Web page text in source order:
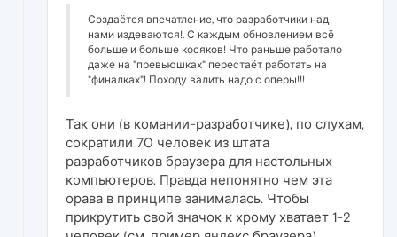
Создаётся впечатление, что разработчики над
нами издеваются!. С каждым обновлением всё
больше и больше косяков! Что раньше работало
даже на "превьюшках" перестаёт работать на
"финалках"! Походу валить надо с оперы!!!
Так они (в комании-разработчике), по слухам,
сократили 70 человек из штата
разработчиков браузера для настольных
компьютеров. Правда непонятно чем эта
орава в принципе занималась. Чтобы
прикрутить свой значок к хрому хватает 1-2